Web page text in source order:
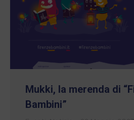
Mukki, la merenda di
Bambini”